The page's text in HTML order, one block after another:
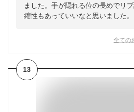
ました。手が隠れる位の長めでリ
縮性もあっていいなと思いました。
全ての
13